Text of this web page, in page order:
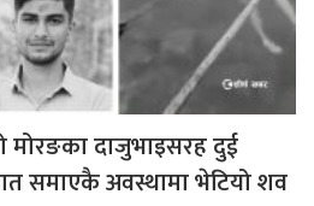
मोरङका दाजुभाइसरह दुई
समाएकै अवस्थामा भेटियो शव